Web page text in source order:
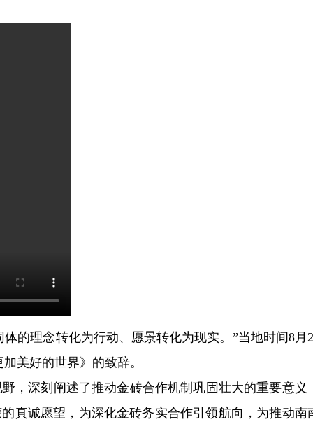
理念转化为行动、愿景转化为现实。”当地时间8月
美好的世界》的致辞。
深刻阐述了推动金砖合作机制巩固壮大的重要意义
真诚愿望，为深化金砖务实合作引领航向，为推动南